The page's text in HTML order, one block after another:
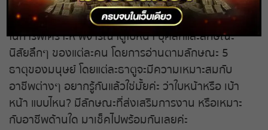
ถ่ายทอดสดหวยรัฐบาล
ถ่ายทอดสดหวยออมสิน
ถ่ายทอดสดหวย ธกส.
ถ่ายทอดสดหวยลาว
“โหงวเฮ้ง” หรือ การดูเบ้าหน้า ถือได้ว่าเป็นศาสตร์ที่ใช้
ในการพิเคราะห์ พิจารณาดูใบหน้า บุคลิกและลักษณะ
นิสัยลึกๆ ของแต่ละคน โดยการอ่านตามลักษณะ 5
ธาตุของมนุษย์ โดยแต่ละธาตูจะมีความเหมาะสมกับ
อาชีพต่างๆ อยากรู้กันแล้วใช่มั้ยค่ะ ว่าใบหน้าหรือ เบ้า
หน้า แบบไหน? มีลักษณะที่ส่งเสริมการงาน หรือเหมาะ
กับอาชีพด้านใด มาเช็คไปพร้อมกันเลยค่ะ